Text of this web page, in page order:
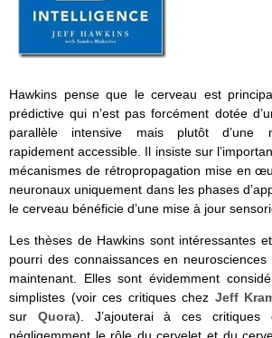
Hawkins pense que le cerveau est
prédictive qui n’est pas forcément dotée
parallèle intensive mais plutôt d’une
rapidement accessible. Il insiste sur
mécanismes de rétropropagation mise en
neuronaux uniquement dans les phases
le cerveau bénéficie d’une mise à jour
Les thèses de Hawkins sont intéressantes
pourri des connaissances en
maintenant. Elles sont évidemment
simplistes (voir ces critiques chez Jeff
sur Quora). J’ajouterai à ces critiques